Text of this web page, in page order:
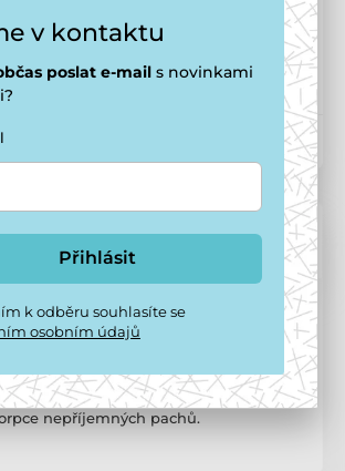
poradit?
na+420 771 194 837
k WC Komoda 3ks Nobby Náhradní filtr
Vhodné pro toalety Komoda. Filtr je
intervalech, aby se zajistila
nepříjemných pachů.
v kontaktu
poslat e-mail s novinkami
Přihlásit
k odběru souhlasíte se
osobním údajů